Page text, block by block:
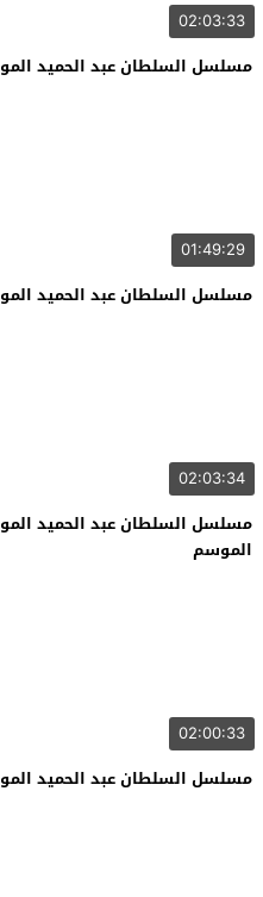
02:03:33
مسلسل السلطان عبد الحميد
01:49:29
مسلسل السلطان عبد الحميد
02:03:34
الموسم
02:00:33
مسلسل السلطان عبد الحميد